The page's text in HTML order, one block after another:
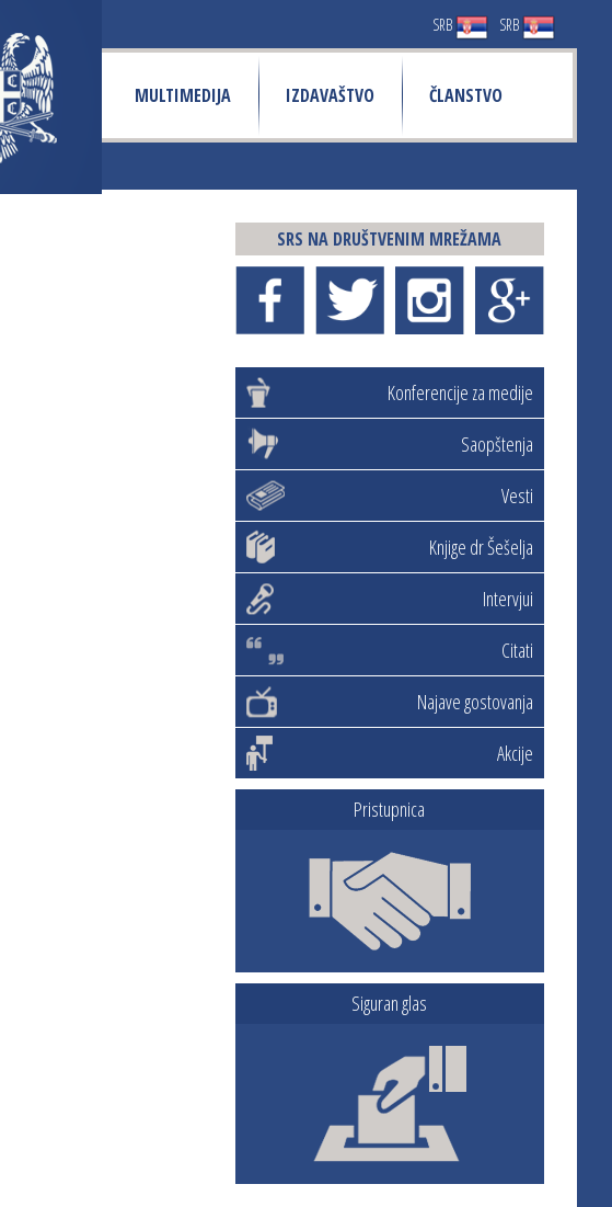
SRB SRB
MULTIMEDIJA IZDAVAŠTVO ČLANSTVO
SRS NA DRUŠTVENIM MREŽAMA
Konferencije za medije
Saopštenja
Vesti
Knjige dr Šešelja
Intervjui
Citati
Najave gostovanja
Akcije
Pristupnica
Siguran glas